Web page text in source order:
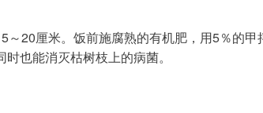
也能消灭枯树枝上的病菌。